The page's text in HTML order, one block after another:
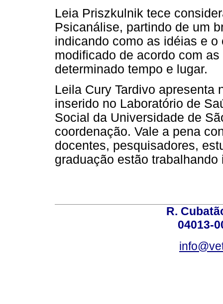
Leia Priszkulnik tece
Psicanálise, partindo de um
indicando como as idéias e
modificado de acordo com
determinado tempo e lugar.
Leila Cury Tardivo apresenta
inserido no Laboratório de
Social da Universidade de
coordenação. Vale a pena
docentes, pesquisadores,
graduação estão
R.
04013-